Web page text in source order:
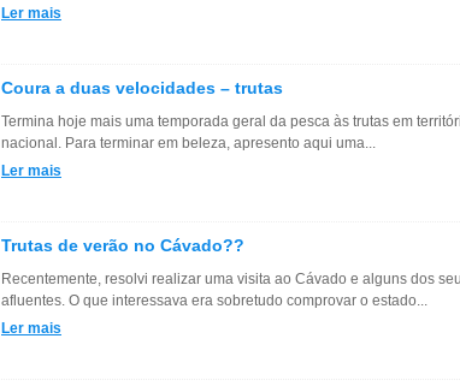
Ler mais
Coura a duas velocidades – trutas
Termina hoje mais uma temporada geral da pesca às trutas em
nacional. Para terminar em beleza, apresento aqui uma...
Ler mais
Trutas de verão no Cávado??
Recentemente, resolvi realizar uma visita ao Cávado e alguns dos
afluentes. O que interessava era sobretudo comprovar o estado...
Ler mais